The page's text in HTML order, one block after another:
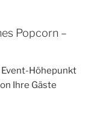
Popcorn –
Höhepunkt
Ihre Gäste